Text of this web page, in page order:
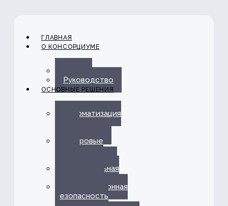
ГЛАВНАЯ
О КОНСОРЦИУМЕ
Руководство
ОСНОВНЫЕ РЕШЕНИЯ
Автоматизация
Цифровые
Омниканальная
Информационная
безопасность